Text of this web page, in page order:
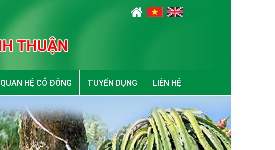
QUAN HỆ CỔ ĐÔNG TUYỂN DỤNG LIÊN HỆ